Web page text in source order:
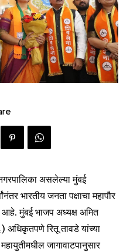
असलेल्या मुंबई
भारतीय जनता पक्षाचा महापौर
आहे. मुंबई भाजप अध्यक्ष अमित
रितू तावडे यांच्या
जागावाटपानुसार